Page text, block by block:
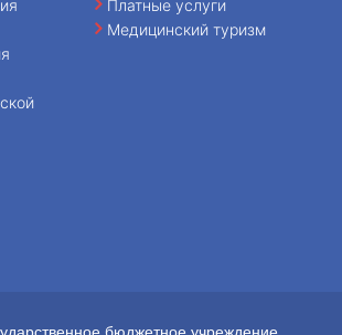
Платные услуги
Медицинский туризм